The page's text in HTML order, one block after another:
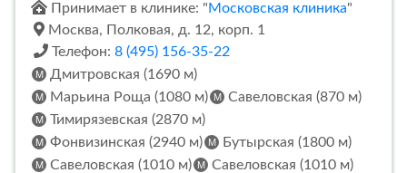
Принимает в клинике: "Московская клиника"
Москва, Полковая, д. 12, корп. 1
Телефон: 8 (495) 156-35-22
Дмитровская (1690 м)
Марьина Роща (1080 м)
Савеловская (870 м)
Тимирязевская (2870 м)
Фонвизинская (2940 м)
Бутырская (1800 м)
Савеловская (1010 м)
Савеловская (1010 м)